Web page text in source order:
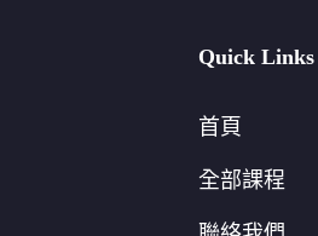
Quick Links
首頁
全部課程